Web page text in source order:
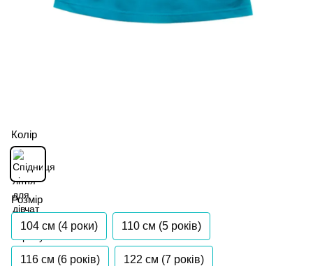
Колір
Розмір
104 см (4 роки) 110 см (5 років)
116 см (6 років) 122 см (7 років)